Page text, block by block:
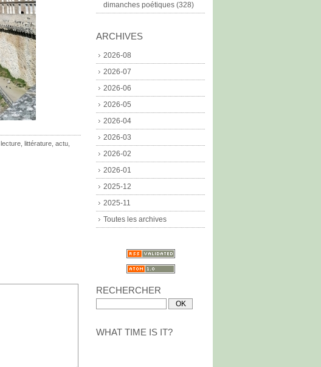
dimanches poétiques (328)
ARCHIVES
2026-08
2026-07
2026-06
2026-05
2026-04
2026-03
2026-02
2026-01
2025-12
2025-11
Toutes les archives
RECHERCHER
WHAT TIME IS IT?
lecture littérature actu